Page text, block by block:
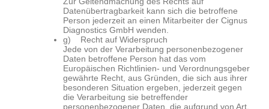
Datenübertragbarkeit kann sich die betroffene
Person jederzeit an einen Mitarbeiter der Cignus
Diagnostics GmbH wenden.
g) Recht auf Widerspruch
Jede von der Verarbeitung personenbezogener
Daten betroffene Person hat das vom
Europäischen Richtlinien- und Verordnungsgeber
gewährte Recht, aus Gründen, die sich aus ihrer
besonderen Situation ergeben, jederzeit gegen
die Verarbeitung sie betreffender
personenbezogener Daten, die aufgrund von Art.